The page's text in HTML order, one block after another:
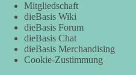
Mitgliedschaft
dieBasis Wiki
dieBasis Forum
dieBasis Chat
dieBasis Merchandising
Cookie-Zustimmung